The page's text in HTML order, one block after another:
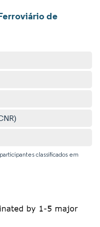
de
classificados em